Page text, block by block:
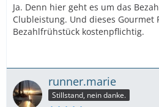
Ja. Denn hier geht es um das
Clubleistung. Und dieses Gourmet
Bezahlfrühstück kostenpflichtig.
runner.marie
Stillstand, nein danke.